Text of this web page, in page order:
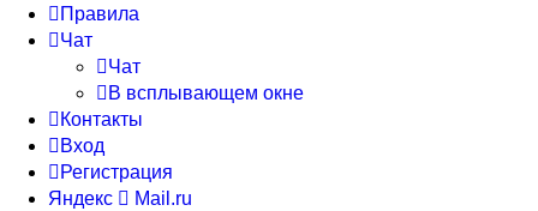
Правила
Чат
Чат
В всплывающем окне
Контакты
Вход
Регистрация
Яндекс
Mail.ru